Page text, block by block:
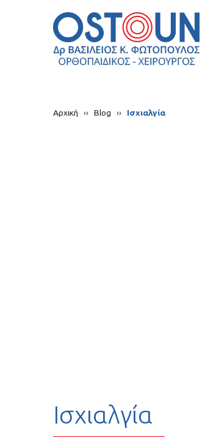
Αρχική ›› Blog ›› Ισχιαλγία
Ισχιαλγία